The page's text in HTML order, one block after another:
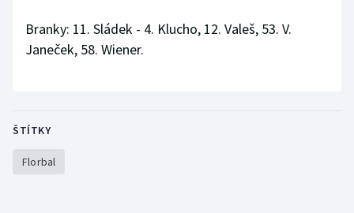
Plavání
Branky: 11. Sládek - 4. Klucho, 12. Valeš, 53. V.
Janeček, 58. Wiener.
ŠTÍTKY
Florbal